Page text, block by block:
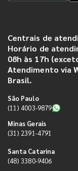
Centrais de
Horário de
08h às 17h
Atendimento via
Brasil.
São Paulo
(11) 4003-9879
Minas Gerais
(31) 2391-4791
Santa Catarina
(48) 3380-9406